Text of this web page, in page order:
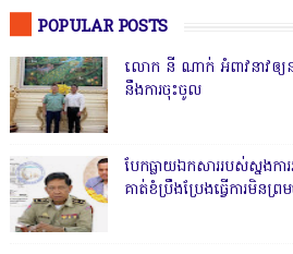
POPULAR POSTS
លោក នី ណាក់ អំពាវនាវឲ្យនា
នឹងការចុះចូល
បែកធ្លាយឯកសាររបស់ស្នងក
គាត់ខំប្រឹងប្រែងធ្វើការមិនព្រ